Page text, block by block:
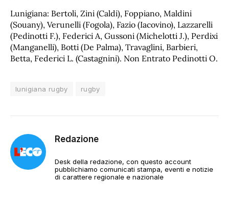
Lunigiana: Bertoli, Zini (Caldi), Foppiano, Maldini
(Souany), Verunelli (Fogola), Fazio (Iacovino), Lazzarelli
(Pedinotti F.), Federici A, Gussoni (Michelotti J.), Perdixi
(Manganelli), Botti (De Palma), Travaglini, Barbieri,
Betta, Federici L. (Castagnini). Non Entrato Pedinotti O.
lunigiana rugby rugby
Redazione
Desk della redazione, con questo account
pubblichiamo comunicati stampa, eventi e notizie
di carattere regionale e nazionale